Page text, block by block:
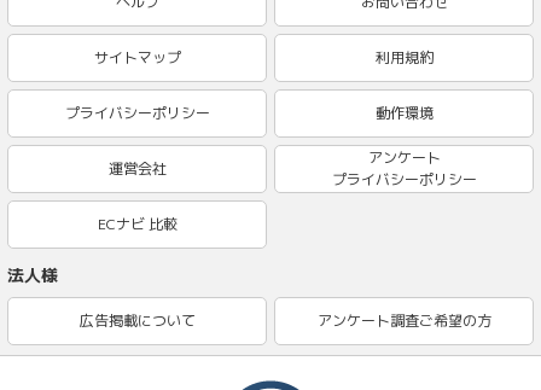
サイトマップ 利用規約
プライバシーポリシー 動作環境
運営会社
アンケート
プライバシーポリシー
ECナビ 比較
法人様
広告掲載について アンケート調査ご希望の方